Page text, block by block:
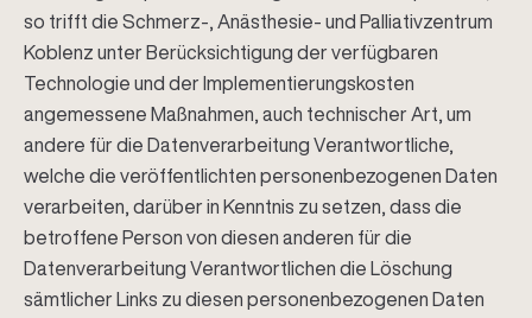
so trifft die Schmerz-, Anästhesie- und Palliativzentrum
Koblenz unter Berücksichtigung der verfügbaren
Technologie und der Implementierungskosten
angemessene Maßnahmen, auch technischer Art, um
andere für die Datenverarbeitung Verantwortliche,
welche die veröffentlichten personenbezogenen Daten
verarbeiten, darüber in Kenntnis zu setzen, dass die
betroffene Person von diesen anderen für die
Datenverarbeitung Verantwortlichen die Löschung
sämtlicher Links zu diesen personenbezogenen Daten